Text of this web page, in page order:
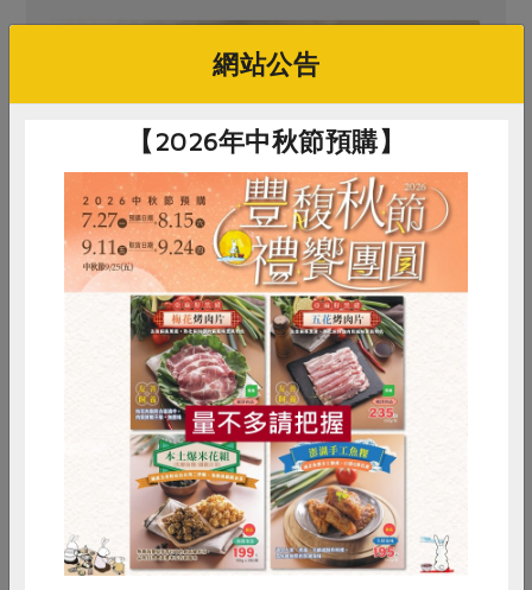
黑蒜土雞湯
RPET 食譜 減硝酸鹽
雞蛋 食安 共同購買
網站公告
【2026年中秋節預購】